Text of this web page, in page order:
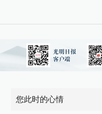
您此时的心情